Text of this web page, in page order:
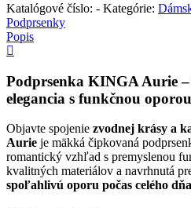
Katalógové číslo: - Kategórie:
Podprsenky
Popis
Podprsenka KINGA Aurie
elegancia s funkčnou oporou
Objavte spojenie zvodnej krásy a
Aurie je mäkká čipkovaná
romantický vzhľad s premyslenou
kvalitných materiálov a navrhnutá
spoľahlivú oporu počas celého dňa